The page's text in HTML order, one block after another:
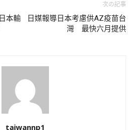
本輸
次の記事
日媒報導日本考慮供AZ疫苗台
灣 最快六月提供
taiwannp1